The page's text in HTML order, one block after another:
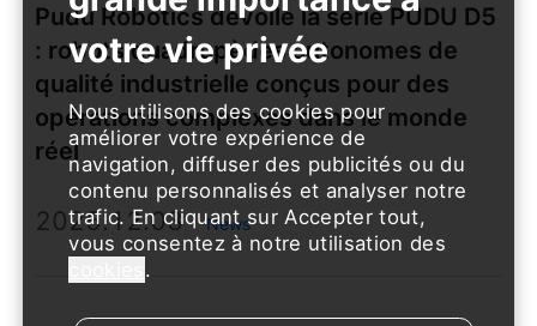
Pudu Robotics dévoile la série PUDU D5
: robots quadrupèdes autonomes de
qualité industrielle conçus pour des
opérations complexes dans le monde
réel
2025.12.03 News
Nous utilisons des cookies pour
améliorer votre expérience de
navigation, diffuser des publicités ou du
contenu personnalisés et analyser notre
trafic. En cliquant sur Accepter tout,
vous consentez à notre utilisation des
.